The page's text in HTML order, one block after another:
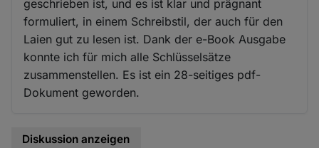
geschrieben ist, und es ist klar und prägnant
formuliert, in einem Schreibstil, der auch für den
Laien gut zu lesen ist. Dank der e-Book Ausgabe
konnte ich für mich alle Schlüsselsätze
zusammenstellen. Es ist ein 28-seitiges pdf-
Dokument geworden.
Diskussion anzeigen